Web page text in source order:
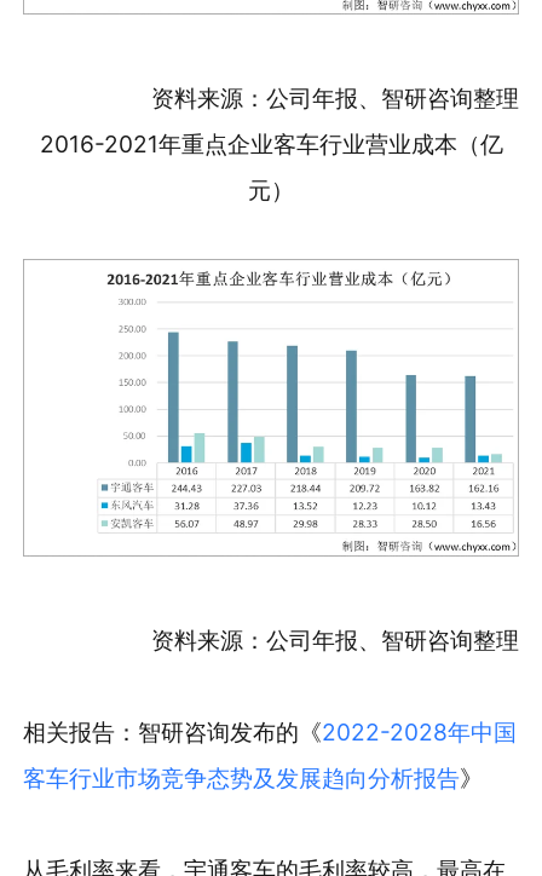
资料来源：公司年报、智研咨询整理
2016-2021年重点企业客车行业营业成本（亿
元）
资料来源：公司年报、智研咨询整理
相关报告：智研咨询发布的《2022-2028年中国
客车行业市场竞争态势及发展趋向分析报告》